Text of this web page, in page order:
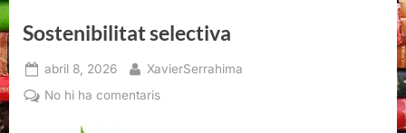
Sostenibilitat selectiva
Posted
on
abril 8, 2026 By
XavierSerrahima
No hi ha comentarisa